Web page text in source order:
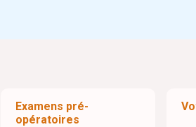
Examens pré-
opératoires